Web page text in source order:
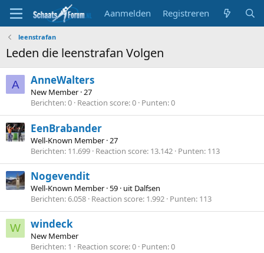
Aanmelden Registreren
leenstrafan
Leden die leenstrafan Volgen
A AnneWalters
New Member ·27
Berichten 0 Reaction score 0 Punten 0
EenBrabander
Well-Known Member ·27
Berichten 11.699 Reaction score 13.142 Punten 113
Nogevendit
Well-Known Member ·59 · uit Dalfsen
Berichten 6.058 Reaction score 1.992 Punten 113
W windeck
New Member
Berichten 1 Reaction score 0 Punten 0